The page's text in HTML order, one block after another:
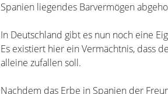
Spanien liegendes Barvermögen
In Deutschland gibt es nun noch eine
Es existiert hier ein Vermächtnis, dass
alleine zufallen soll.
Nachdem das Erbe in Spanien der